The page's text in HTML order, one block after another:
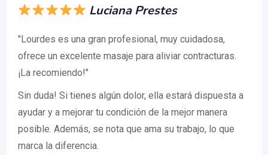
Luciana Prestes
"Lourdes es una gran profesional, muy cuidadosa,
ofrece un excelente masaje para aliviar contracturas.
¡La recomiendo!"
Sin duda! Si tienes algún dolor, ella estará dispuesta a
ayudar y a mejorar tu condición de la mejor manera
posible. Además, se nota que ama su trabajo, lo que
marca la diferencia.